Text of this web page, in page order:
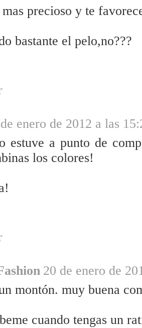
precioso y te
bastante el pelo,no???
enero de 2012 a las
estuve a punto de
los colores!
20 de enero de
montón. muy buena
cuando tengas un